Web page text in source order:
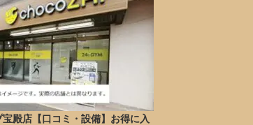
殿店【口コミ・設備】お得に入